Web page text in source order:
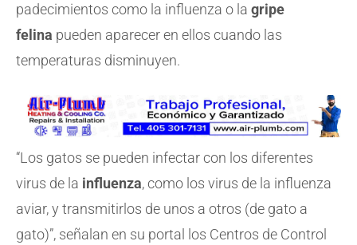
padecimientos como la influenza o la gripe
felina pueden aparecer en ellos cuando las
temperaturas disminuyen.
“Los gatos se pueden infectar con los diferentes
virus de la influenza, como los virus de la influenza
aviar, y transmitirlos de unos a otros (de gato a
gato)”, señalan en su portal los Centros de Control